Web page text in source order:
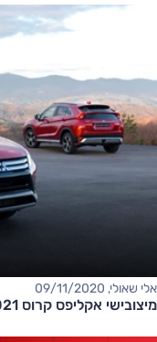
אלי שאולי, 09/11/2020
מיצובישי אקליפס קרוס 2021 'אקזקיוטיב' – החל מ-155,000 שקלים